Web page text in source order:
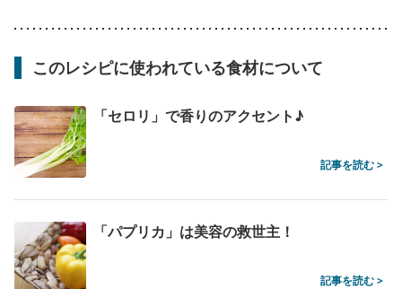
このレシピに使われている食材について
「セロリ」で香りのアクセント♪
記事を読む >
「パプリカ」は美容の救世主！
記事を読む >